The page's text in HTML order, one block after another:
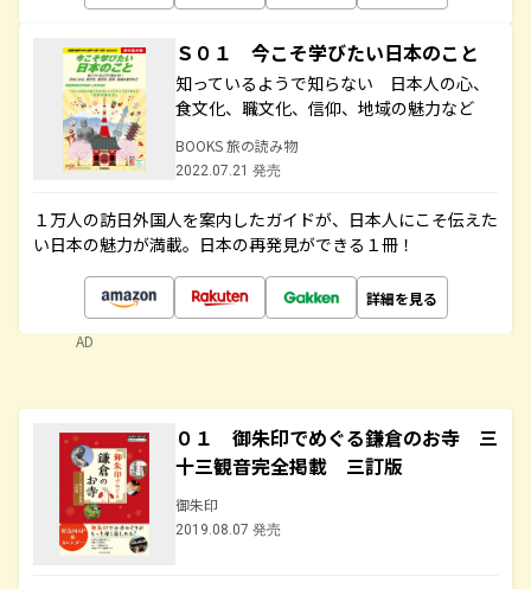
Ｓ０１ 今こそ学びたい日本のこと
知っているようで知らない 日本人の心、
食文化、職文化、信仰、地域の魅力など
BOOKS 旅の読み物
2022.07.21 発売
１万人の訪日外国人を案内したガイドが、日本人にこそ伝えた
い日本の魅力が満載。日本の再発見ができる１冊！
詳細を見る
AD
０１ 御朱印でめぐる鎌倉のお寺 三
十三観音完全掲載 三訂版
御朱印
2019.08.07 発売